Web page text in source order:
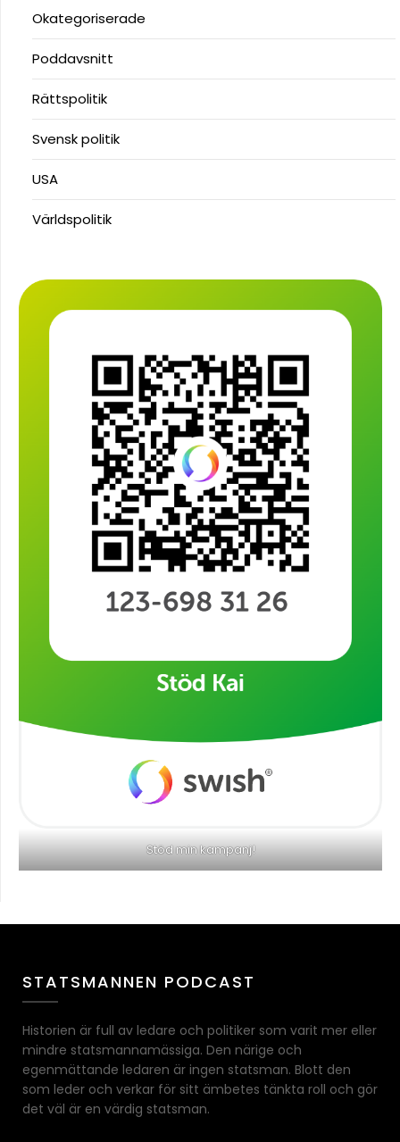
Okategoriserade
Poddavsnitt
Rättspolitik
Svensk politik
USA
Världspolitik
Stöd min kampanj!
STATSMANNEN PODCAST
Historien är full av ledare och politiker som varit mer eller
mindre statsmannamässiga. Den närige och
egenmättande ledaren är ingen statsman. Blott den
som leder och verkar för sitt ämbetes tänkta roll och gör
det väl är en värdig statsman.